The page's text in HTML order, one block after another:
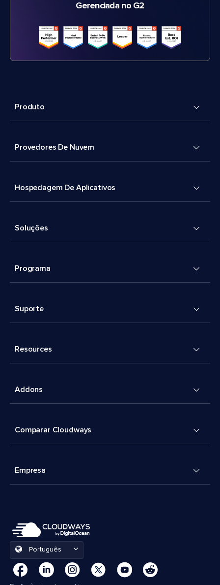
Gerenciada no G2
Produto
Provedores De Nuvem
Hospedagem De Aplicativos
Soluções
Programa
Suporte
Resources
Addons
Comparar Cloudways
Empresa
Português